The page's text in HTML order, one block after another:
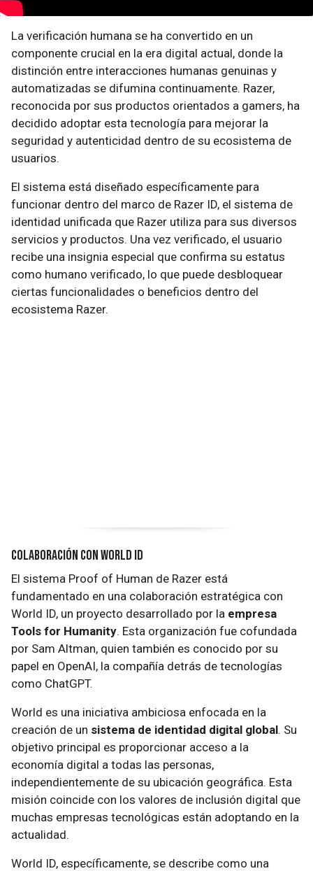
La verificación humana se ha convertido en un
componente crucial en la era digital actual, donde la
distinción entre interacciones humanas genuinas y
automatizadas se difumina continuamente. Razer,
reconocida por sus productos orientados a gamers, ha
decidido adoptar esta tecnología para mejorar la
seguridad y autenticidad dentro de su ecosistema de
usuarios.
El sistema está diseñado específicamente para
funcionar dentro del marco de Razer ID, el sistema de
identidad unificada que Razer utiliza para sus diversos
servicios y productos. Una vez verificado, el usuario
recibe una insignia especial que confirma su estatus
como humano verificado, lo que puede desbloquear
ciertas funcionalidades o beneficios dentro del
ecosistema Razer.
Colaboración con World ID
El sistema Proof of Human de Razer está
fundamentado en una colaboración estratégica con
World ID, un proyecto desarrollado por la empresa
Tools for Humanity. Esta organización fue cofundada
por Sam Altman, quien también es conocido por su
papel en OpenAI, la compañía detrás de tecnologías
como ChatGPT.
World es una iniciativa ambiciosa enfocada en la
creación de un sistema de identidad digital global. Su
objetivo principal es proporcionar acceso a la
economía digital a todas las personas,
independientemente de su ubicación geográfica. Esta
misión coincide con los valores de inclusión digital que
muchas empresas tecnológicas están adoptando en la
actualidad.
World ID, específicamente, se describe como una